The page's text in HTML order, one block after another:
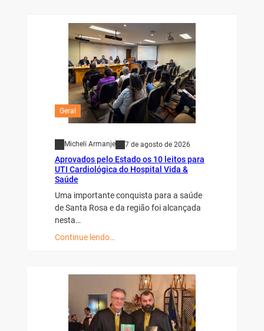
Geral
Micheli Armanje 7 de agosto de 2026
Aprovados pelo Estado os 10 leitos para
UTI Cardiológica do Hospital Vida &
Saúde
Uma importante conquista para a saúde
de Santa Rosa e da região foi alcançada
nesta…
Continue lendo…